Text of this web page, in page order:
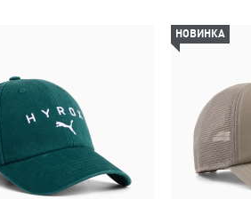
НОВИНКА